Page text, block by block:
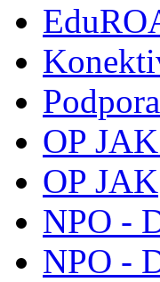
OP
OP JAK
NPO -
NPO -